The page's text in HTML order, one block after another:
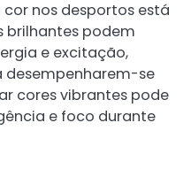
nos desportos está
brilhantes podem
e excitação,
desempenharem-se
cores vibrantes pode
e foco durante